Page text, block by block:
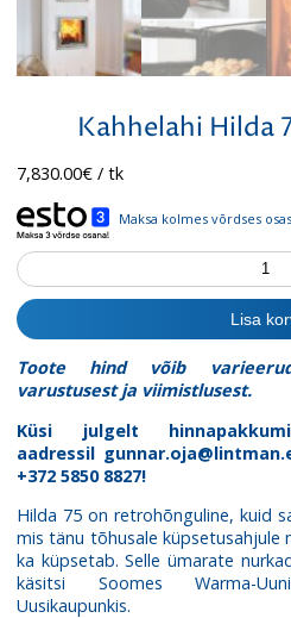
Kahhelahi Hilda
7,830.00€/ tk
Maksa kolmes võrdses
Kahhelahi
Hilda
75
leivaahjuga
Lisa
Toote hind võib
varustusest ja viimistlusest.
Küsi julgelt
aadressil
+372 5850 8827!
Hilda 75 on retrohõnguline, kuid
mis tänu tõhusale
ka küpsetab. Selle ümarate
käsitsi Soomes Warma-
Uusikaupunkis.